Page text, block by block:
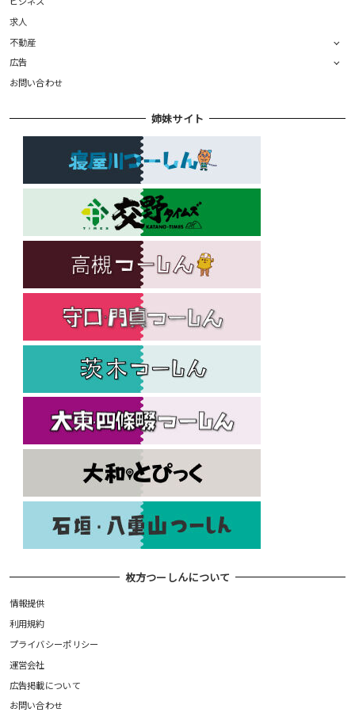
求人
不動産
広告
お問い合わせ
姉妹サイト
枚方つーしんについて
情報提供
利用規約
プライバシーポリシー
運営会社
広告掲載について
お問い合わせ